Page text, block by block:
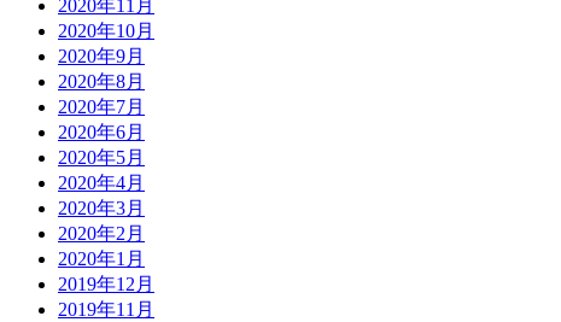
2020年11月
2020年10月
2020年9月
2020年8月
2020年7月
2020年6月
2020年5月
2020年4月
2020年3月
2020年2月
2020年1月
2019年12月
2019年11月